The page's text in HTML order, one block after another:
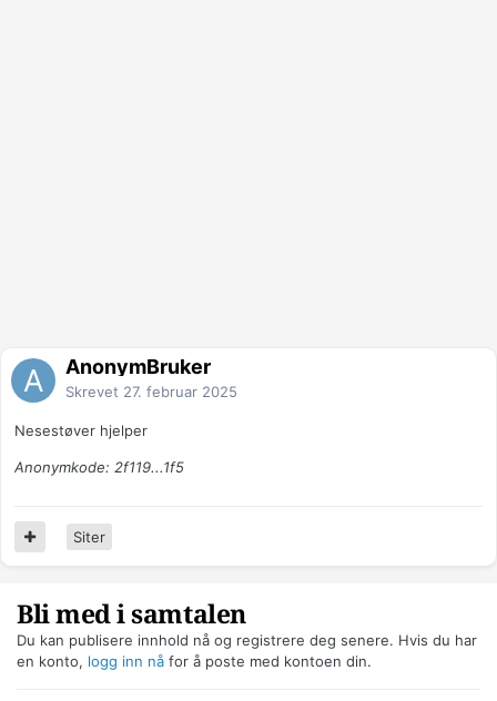
AnonymBruker
Skrevet 27. februar 2025
Nesestøver hjelper
Anonymkode: 2f119...1f5
Siter
Bli med i samtalen
Du kan publisere innhold nå og registrere deg senere. Hvis du har
en konto, logg inn nå for å poste med kontoen din.